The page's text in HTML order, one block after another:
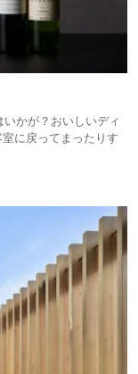
かが？おいしいディ
に戻ってまったりす